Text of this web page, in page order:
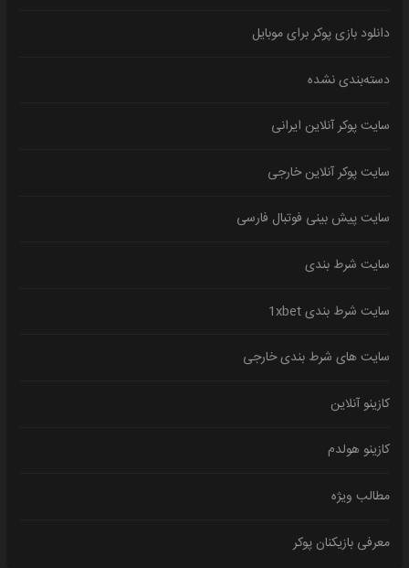
دانلود بازی پوکر برای موبایل
دسته‌بندی نشده
سایت پوکر آنلاین ایرانی
سایت پوکر آنلاین خارجی
سایت پیش بینی فوتبال فارسی
سایت شرط بندی
سایت شرط بندی 1xbet
سایت های شرط بندی خارجی
کازینو آنلاین
کازینو هولدم
مطالب ویژه
معرفی بازیکنان پوکر